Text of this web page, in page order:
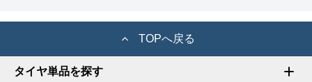
TOPへ戻る
タイヤ単品を探す